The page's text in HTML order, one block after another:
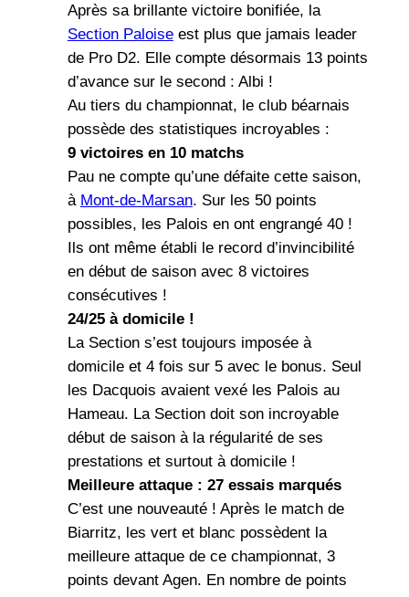
Après sa brillante victoire bonifiée, la
Section Paloiseest plus que jamais leader
de Pro D2. Elle compte désormais 13 points
d’avance sur le second : Albi !
Au tiers du championnat, le club béarnais
possède des statistiques incroyables :
9 victoires en 10 matchs
Pau ne compte qu’une défaite cette saison,
à Mont-de-Marsan. Sur les 50 points
possibles, les Palois en ont engrangé 40 !
Ils ont même établi le record d’invincibilité
en début de saison avec 8 victoires
consécutives !
24/25 à domicile !
La Section s’est toujours imposée à
domicile et 4 fois sur 5 avec le bonus. Seul
les Dacquois avaient vexé les Palois au
Hameau. La Section doit son incroyable
début de saison à la régularité de ses
prestations et surtout à domicile !
Meilleure attaque : 27 essais marqués
C’est une nouveauté ! Après le match de
Biarritz, les vert et blanc possèdent la
meilleure attaque de ce championnat, 3
points devant Agen. En nombre de points